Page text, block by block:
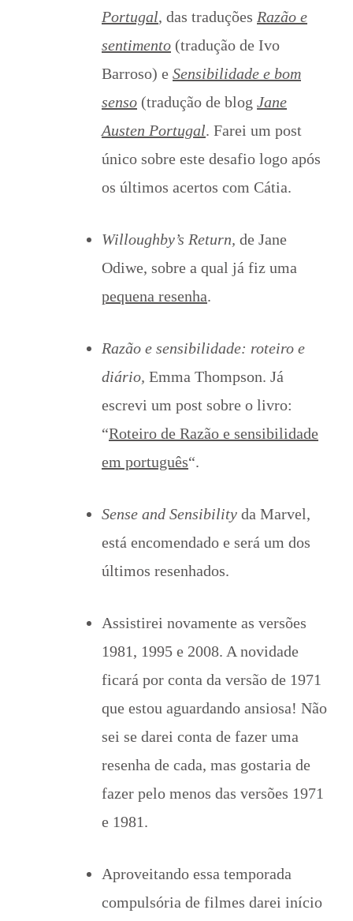
Portugal, das traduções Razão e
sentimento (tradução de Ivo
Barroso) e Sensibilidade e bom
senso (tradução de blog Jane
Austen Portugal. Farei um post
único sobre este desafio logo após
os últimos acertos com Cátia.
Willoughby’s Return, de Jane
Odiwe, sobre a qual já fiz uma
pequena resenha.
Razão e sensibilidade: roteiro e
diário, Emma Thompson. Já
escrevi um post sobre o livro:
“Roteiro de Razão e sensibilidade
em português“.
Sense and Sensibility da Marvel,
está encomendado e será um dos
últimos resenhados.
Assistirei novamente as versões
1981, 1995 e 2008. A novidade
ficará por conta da versão de 1971
que estou aguardando ansiosa! Não
sei se darei conta de fazer uma
resenha de cada, mas gostaria de
fazer pelo menos das versões 1971
e 1981.
Aproveitando essa temporada
compulsória de filmes darei início